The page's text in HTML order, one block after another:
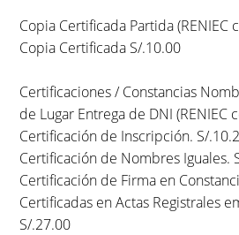
Copia Certificada Partida (RENIEC
Copia Certificada S/.10.00
Certificaciones / Constancias
de Lugar Entrega de DNI (RENIEC
Certificación de Inscripción. S/
Certificación de Nombres Iguales.
Certificación de Firma en
Certificadas en Actas Registrales
S/.27.00